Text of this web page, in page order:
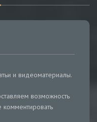
и видеоматериалы.
возможность